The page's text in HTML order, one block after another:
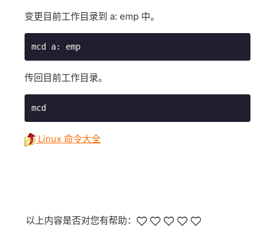
变更目前工作目录到 a: emp 中。
mcd a: emp
传回目前工作目录。
mcd
Linux 命令大全
以上内容是否对您有帮助：